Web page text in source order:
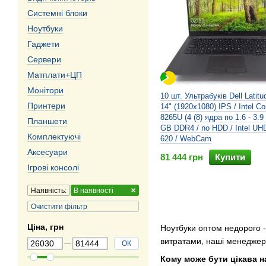
Ноутбуки оптом недорого
витратами, наші
Кому може бути цікава
10 шт. Ультрабуків Dell
14" (1920x1080) IPS / Intel
8265U (4 (8) ядра по 1.6 -
GB DDR4 / no HDD / Intel
620 / WebCam
81 444 грн Купити
Системні блоки
Ноутбуки
Гаджети
Сервери
Матплати+ЦП
Монітори
Принтери
Планшети
Комплектуючі
Аксесуари
Ігрові консолі
Наявність:
В наявності
Очистити фільтр
Ціна, грн
ОК